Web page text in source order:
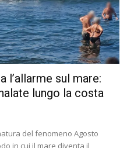
l’allarme sul mare:
lungo la costa
del fenomeno Agosto
in cui il mare diventa il